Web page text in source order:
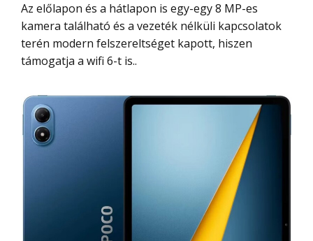
Az előlapon és a hátlapon is egy-egy 8 MP-es
kamera található és a vezeték nélküli kapcsolatok
terén modern felszereltséget kapott, hiszen
támogatja a wifi 6-t is..